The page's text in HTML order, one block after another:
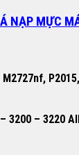
NẠP MỰC
3200 – 3220